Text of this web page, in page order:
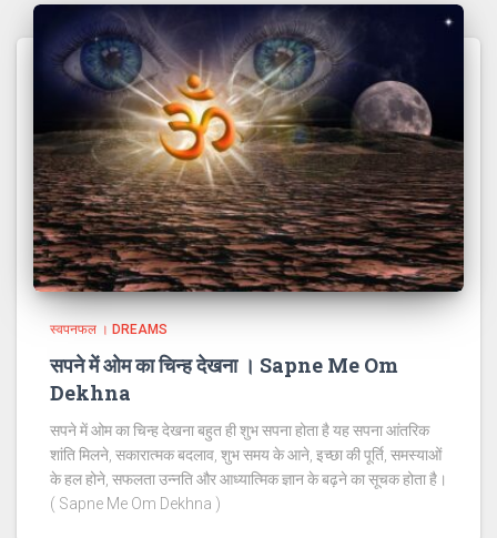
स्वपनफल । DREAMS
सपने में ओम का चिन्ह देखना । Sapne Me Om
Dekhna
सपने में ओम का चिन्ह देखना बहुत ही शुभ सपना होता है यह सपना आंतरिक
शांति मिलने, सकारात्मक बदलाव, शुभ समय के आने, इच्छा की पूर्ति, समस्याओं
के हल होने, सफलता उन्नति और आध्यात्मिक ज्ञान के बढ़ने का सूचक होता है।
( Sapne Me Om Dekhna )